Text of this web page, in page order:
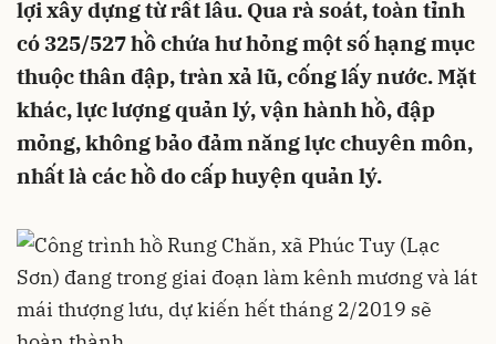
lợi xây dựng từ rất lâu. Qua rà soát, toàn tỉnh
có 325/527 hồ chứa hư hỏng một số hạng mục
thuộc thân đập, tràn xả lũ, cống lấy nước. Mặt
khác, lực lượng quản lý, vận hành hồ, đập
mỏng, không bảo đảm năng lực chuyên môn,
nhất là các hồ do cấp huyện quản lý.